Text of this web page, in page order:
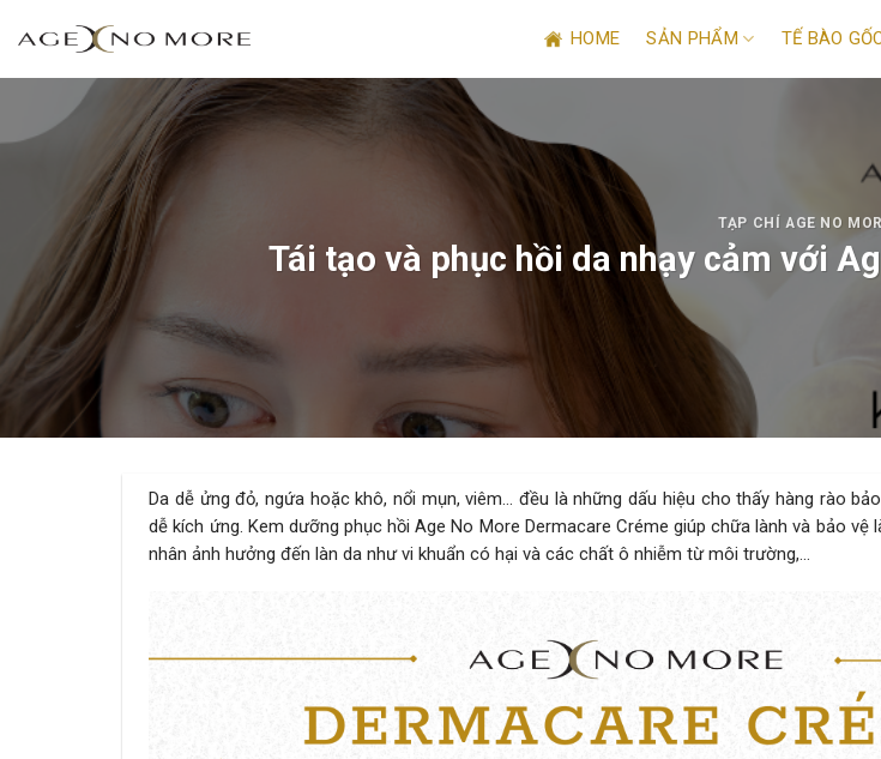
HOME SẢN PHẨM TẾ BÀO
TẠP CHÍ AGE NO
Tái tạo và phục hồi da nhạy cảm với
Da dễ ửng đỏ, ngứa hoặc khô, nổi mụn, viêm… đều là những dấu hiệu cho thấy hàng rào
dễ kích ứng. Kem dưỡng phục hồi Age No More Dermacare Créme giúp chữa lành và bảo vệ
nhân ảnh hưởng đến làn da như vi khuẩn có hại và các chất ô nhiễm từ môi trường,…